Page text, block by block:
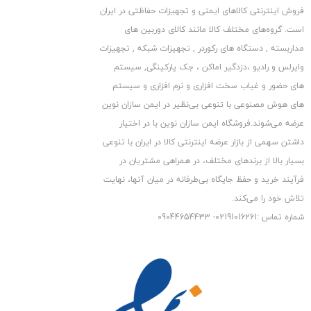
نوع کابل : VGA
طول کابل : 5 متر
فروش اینترنتی کالاهای ایمنی و تجهیزات حفاظتی در ایران
است. گروه‏‏‌های مختلف کالا مانند کالای دوربین های
مداربسته , دستگاه های رکوردر , تجهیزات شبکه , تجهیزات
وایرلس و رادیو ،دزدگیر اماکن ، جک پارکینگی, سیستم
های حضور و غیاب سخت افزاری و نرم افزاری و سیستم
های هوش مصنوعی با تنوعی بی‌نظیر در ایمن سازان نوین
عرضه می‏‏‏‌شوند.فروشگاه ایمن سازان نوین با در اختیار
داشتن سهمی از بازار عرضه اینترنتی کالا در ایران با تنوعی
بسیار بالا از برندهای مختلف، در همراهی مشتریان در
فرآیند خرید و حفظ جایگاه بی‏‏‏‌طرفانه در میان آنها، نهایت
تلاش خود را می‌‏‏کند.
شماره تماس :02191016261- 09044654433